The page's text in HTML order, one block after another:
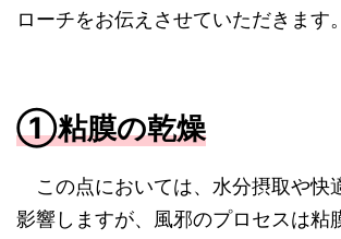
ローチをお伝えさせていただきます。
①粘膜の乾燥
この点においては、水分摂取や快
影響しますが、風邪のプロセスは粘